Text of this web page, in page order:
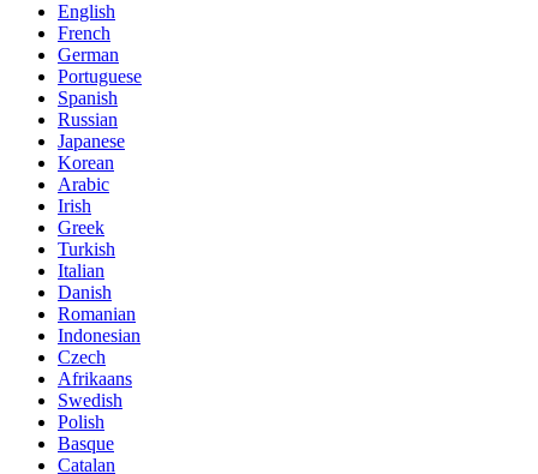
English
French
German
Portuguese
Spanish
Russian
Japanese
Korean
Arabic
Irish
Greek
Turkish
Italian
Danish
Romanian
Indonesian
Czech
Afrikaans
Swedish
Polish
Basque
Catalan